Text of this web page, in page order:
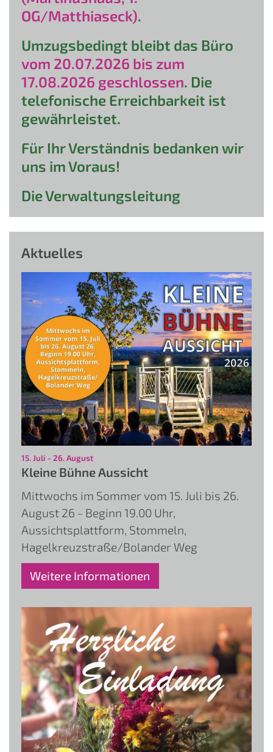
OG/Matthiaseck).
Umzugsbedingt bleibt das Büro
vom 20.07.2026 bis zum
17.08.2026 geschlossen. Die
telefonische Erreichbarkeit ist
gewährleistet.
Für Ihr Verständnis bedanken wir
uns im Voraus!
Die Verwaltungsleitung
Aktuelles
15. Juli - 26. August:
Kleine Bühne Aussicht
Mittwochs im Sommer vom 15. Juli bis 26.
August 26 - Beginn 19.00 Uhr,
Aussichtsplattform, Stommeln,
Hagelkreuzstraße/Bolander Weg
Weitere Informationen